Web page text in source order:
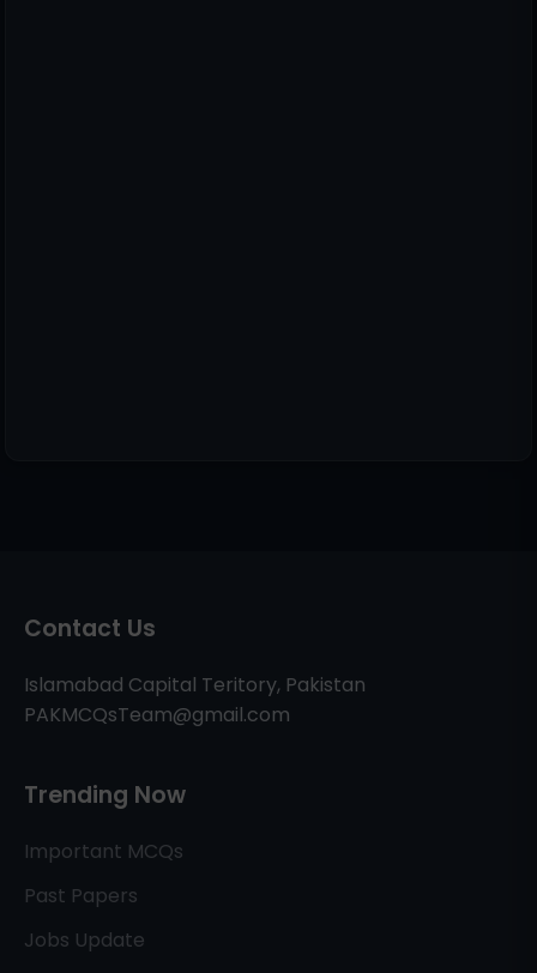
Contact Us
Islamabad Capital Teritory, Pakistan
PAKMCQsTeam@gmail.com
Trending Now
Important MCQs
Past Papers
Jobs Update